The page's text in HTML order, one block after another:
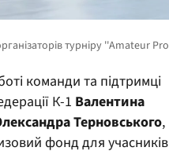
команди та підтримці
К-1 Валентина
аТерновського,
фонд для учасників